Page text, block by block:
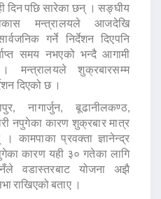
दिन पछि सारेका छन् । सङ्घीय
मन्त्रालयले आजदेखि
गर्ने निर्देशन दिएपनि
समय नभएको भन्दै आगामी
मन्त्रालयले शुक्रबारसम्म
दिएको छ ।
नागार्जुन, बूढानीलकण्ठ,
नपुगेका कारण शुक्रबार मात्र
कामपाका प्रवक्ता ज्ञानेन्द्र
कारण यही ३० गतेका लागि
वडास्तरबाट योजना अझै
राखिएको बताए ।